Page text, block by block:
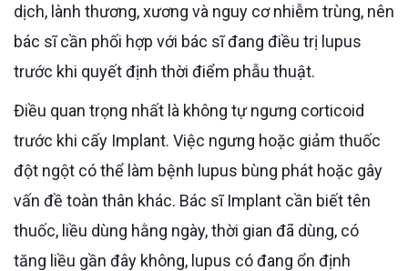
dịch, lành thương, xương và nguy cơ nhiễm trùng, nên
bác sĩ cần phối hợp với bác sĩ đang điều trị lupus
trước khi quyết định thời điểm phẫu thuật.
Điều quan trọng nhất là không tự ngưng corticoid
trước khi cấy Implant. Việc ngưng hoặc giảm thuốc
đột ngột có thể làm bệnh lupus bùng phát hoặc gây
vấn đề toàn thân khác. Bác sĩ Implant cần biết tên
thuốc, liều dùng hằng ngày, thời gian đã dùng, có
tăng liều gần đây không, lupus có đang ổn định